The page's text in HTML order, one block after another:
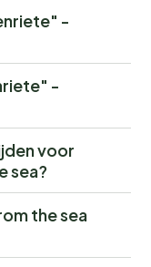
-
-
voor
sea?
the sea